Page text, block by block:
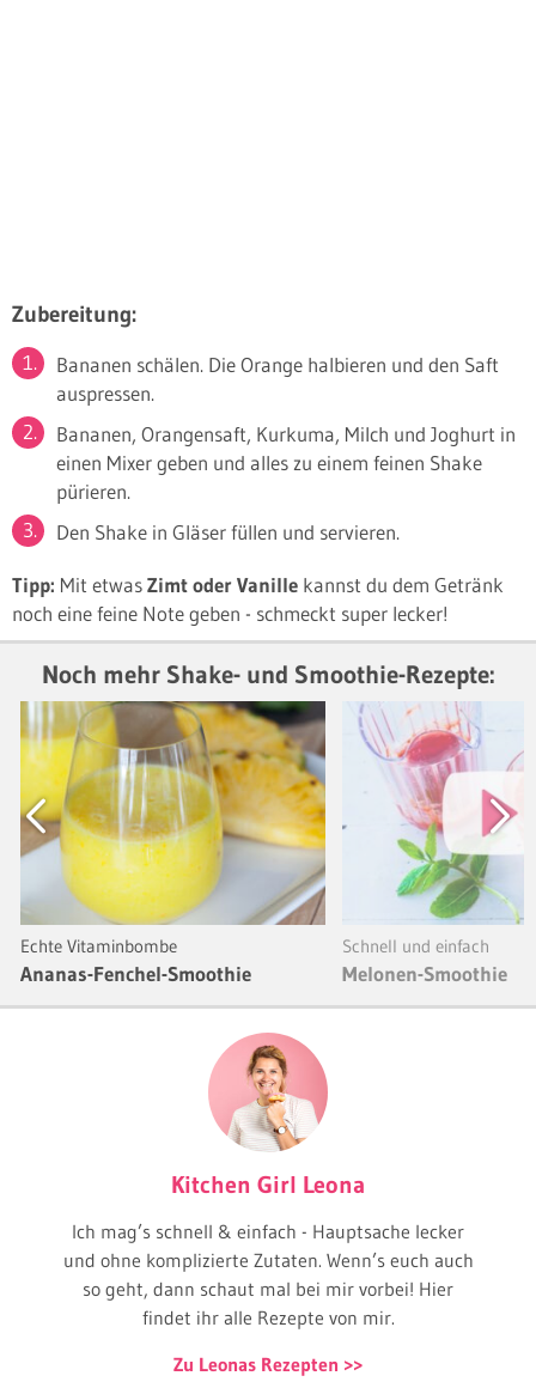
Zubereitung:
Bananen schälen. Die Orange halbieren und den Saft
auspressen.
Bananen, Orangensaft, Kurkuma, Milch und Joghurt in
einen Mixer geben und alles zu einem feinen Shake
pürieren.
Den Shake in Gläser füllen und servieren.
Tipp: Mit etwasZimt oder Vanille kannst du dem Getränk
noch eine feine Note geben - schmeckt super lecker!
Noch mehr Shake- und Smoothie-Rezepte:
Previous
Echte Vitaminbombe
Ananas-Fenchel-Smoothie
Schnell und einfach
Melonen-Smoothie
Next
Kitchen Girl Leona
Ich mag’s schnell & einfach - Hauptsache lecker
und ohne komplizierte Zutaten. Wenn’s euch auch
so geht, dann schaut mal bei mir vorbei! Hier
findet ihr alle Rezepte von mir.
Zu Leonas Rezepten